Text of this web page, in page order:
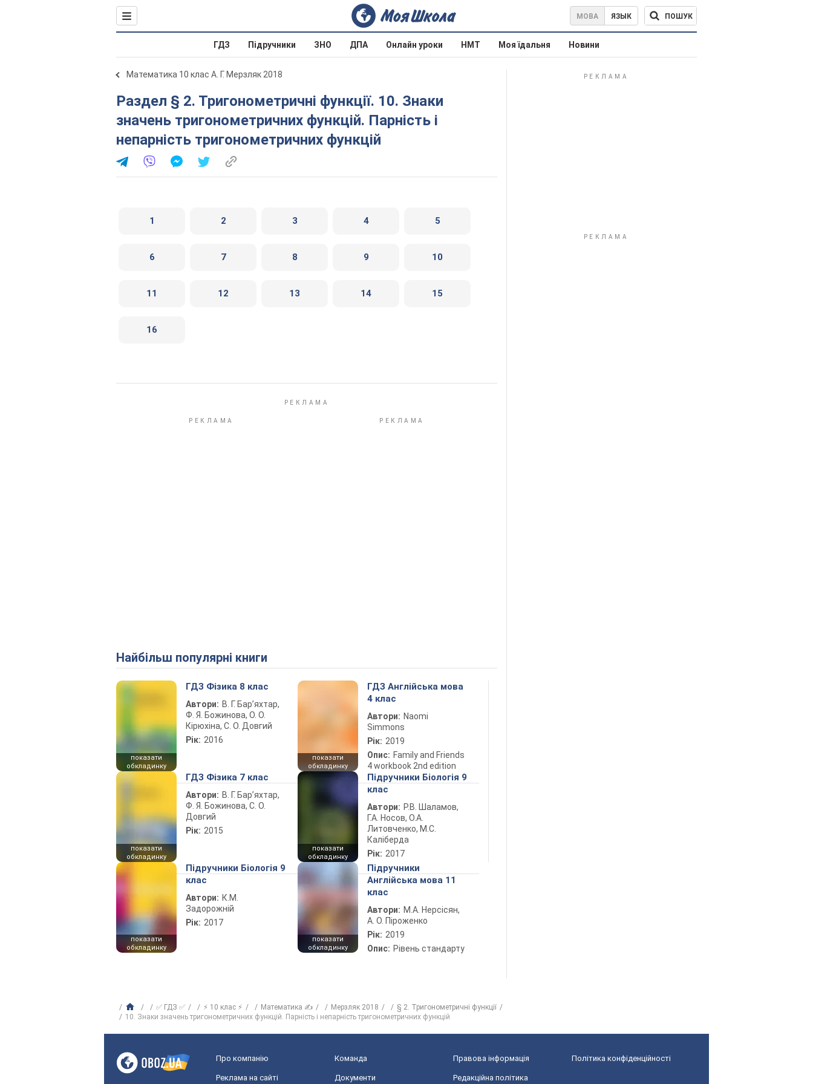
МОВА ЯЗЫК ПОШУК
ГДЗ Підручники ЗНО ДПА Онлайн уроки НМТ Моя їдальня Новини
Математика 10 клас А. Г. Мерзляк 2018
Раздел § 2. Тригонометричні функції. 10. Знаки
значень тригонометричних функцій. Парність і
непарність тригонометричних функцій
1 2 3 4 5
6 7 8 9 10
11 12 13 14 15
16
Найбільш популярні книги
показати
обкладинку
ГДЗ Фізика 8 клас
Автори: В. Г. Бар’яхтар,
Ф. Я. Божинова, О. О.
Кірюхіна, С. О. Довгий
Рік: 2016
показати
обкладинку
ГДЗ Англійська мова
4 клас
Автори: Naomi
Simmons
Рік: 2019
Опис: Family and Friends
4 workbook 2nd edition
показати
обкладинку
ГДЗ Фізика 7 клас
Автори: В. Г. Бар’яхтар,
Ф. Я. Божинова, С. О.
Довгий
Рік: 2015
показати
обкладинку
Підручники Біологія 9
клас
Автори: Р.В. Шаламов,
Г.А. Носов, О.А.
Литовченко, М.С.
Каліберда
Рік: 2017
показати
обкладинку
Підручники Біологія 9
клас
Автори: К.М.
Задорожній
Рік: 2017
показати
обкладинку
Підручники
Англійська мова 11
клас
Автори: М.А. Нерсісян,
А. О. Піроженко
Рік: 2019
Опис: Рівень стандарту
✅ ГДЗ ✅ ⚡ 10 клас ⚡ Математика ✍ Мерзляк 2018
§ 2. Тригонометричні функції
10. Знаки значень тригонометричних функцій. Парність і непарність тригонометричних функцій
Про компанію Команда Правова інформація Політика конфіденційності
Реклама на сайті Документи Редакційна політика